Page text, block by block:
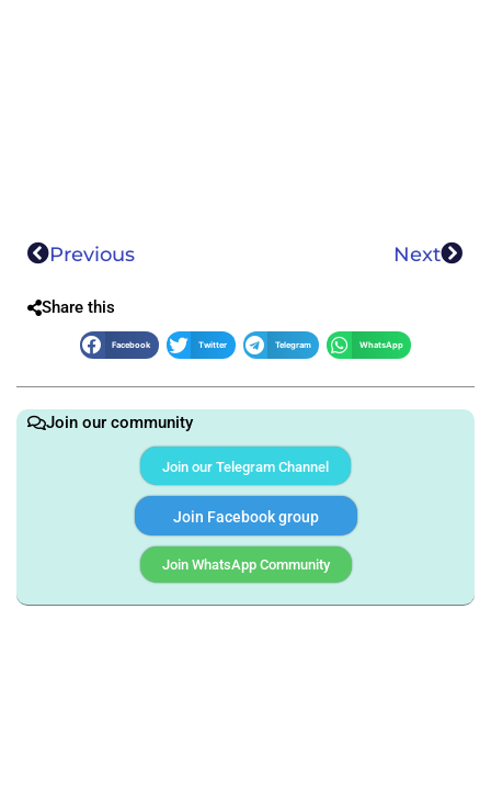
Previous Next
Share this
Facebook Twitter Telegram WhatsApp
Join our community
Join our Telegram Channel
Join Facebook group
Join WhatsApp Community